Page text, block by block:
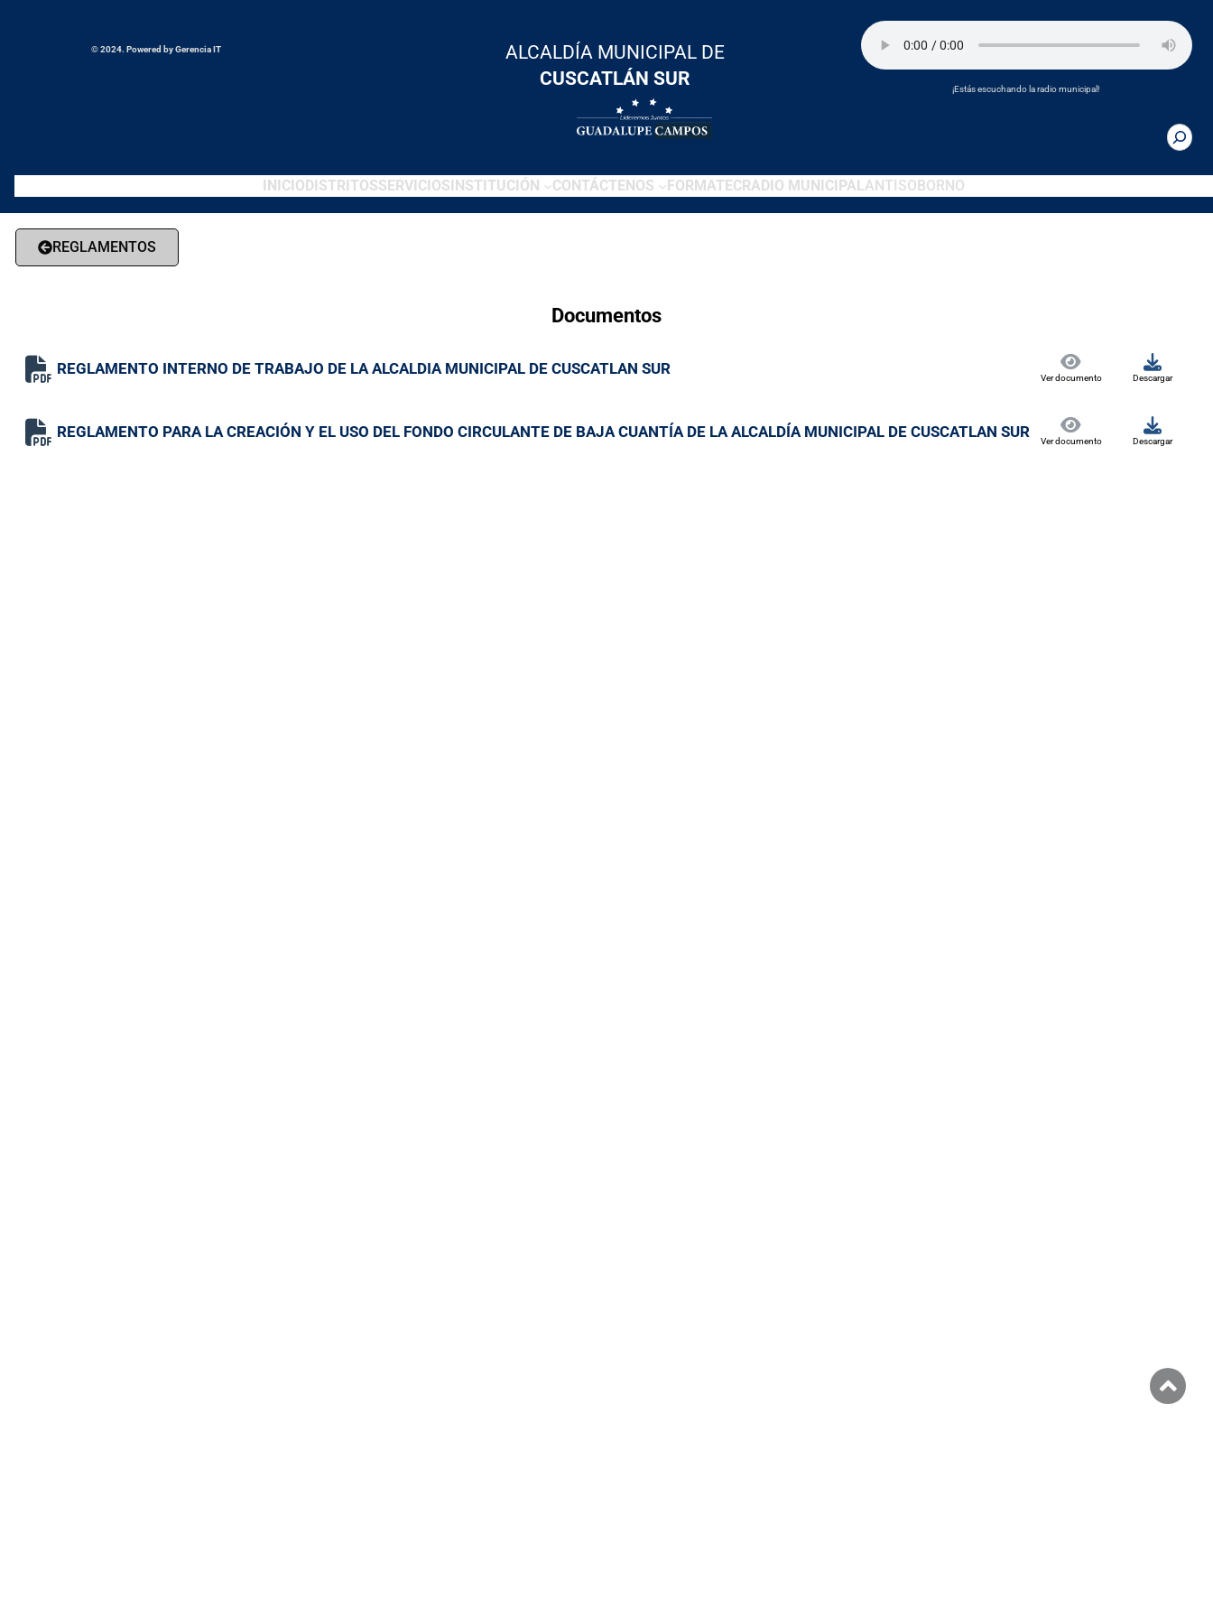
© 2024. Powered by Gerencia IT
ALCALDÍA MUNICIPAL DE
CUSCATLÁN SUR
¡Estás escuchando la radio municipal!
INICIODISTRITOSSERVICIOSINSTITUCIÓN CONTÁCTENOS FORMATECRADIO MUNICIPALANTISOBORNO
REGLAMENTOS
Documentos
REGLAMENTO INTERNO DE TRABAJO DE LA ALCALDIA MUNICIPAL DE CUSCATLAN SUR
Ver documento Descargar
REGLAMENTO PARA LA CREACIÓN Y EL USO DEL FONDO CIRCULANTE DE BAJA CUANTÍA DE LA ALCALDÍA MUNICIPAL DE CUSCATLAN SUR
Ver documento Descargar